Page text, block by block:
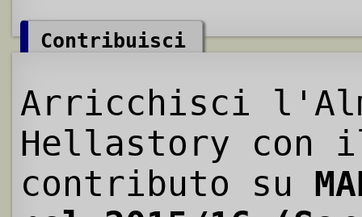
Contribuisci
Arricchisci
Hellastory con
contributo su